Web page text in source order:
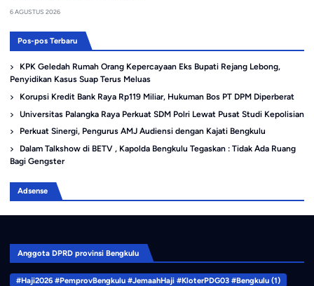
6 AGUSTUS 2026
Pos-pos Terbaru
KPK Geledah Rumah Orang Kepercayaan Eks Bupati Rejang Lebong,
Penyidikan Kasus Suap Terus Meluas
Korupsi Kredit Bank Raya Rp119 Miliar, Hukuman Bos PT DPM Diperberat
Universitas Palangka Raya Perkuat SDM Polri Lewat Pusat Studi Kepolisian
Perkuat Sinergi, Pengurus AMJ Audiensi dengan Kajati Bengkulu
Dalam Talkshow di BETV , Kapolda Bengkulu Tegaskan : Tidak Ada Ruang
Bagi Gengster
Adsense
Anggota DPRD provinsi Bengkulu
#Haji2026 #PemprovBengkulu #JemaahHaji #KloterPDG03 #Bengkulu(1)